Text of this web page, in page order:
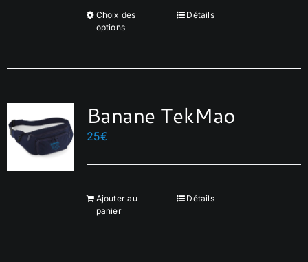
sur
Choix des
options
Ce
plusieurs
Les
être
sur
Détails
Banane TekMao
25€
Ajouter au
panier
Détails